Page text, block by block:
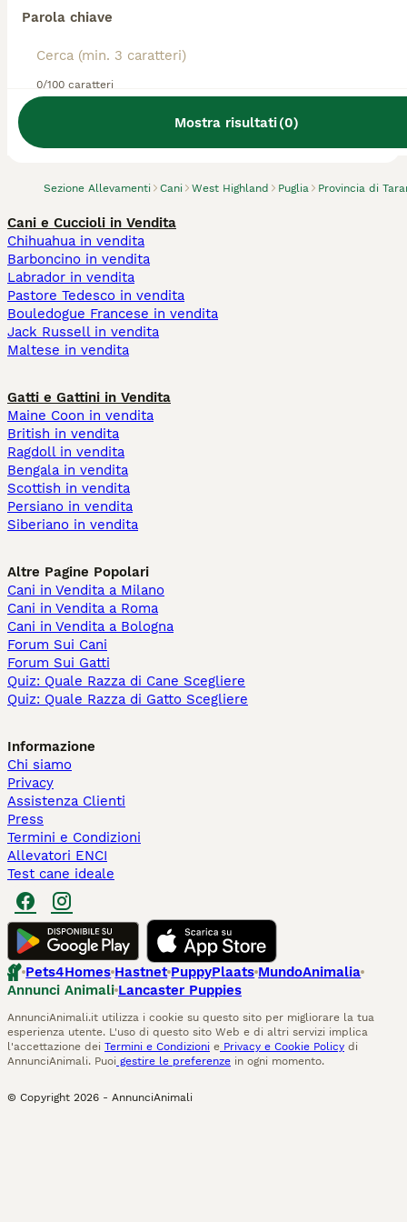
Parola chiave
0/100 caratteri
Mostra risultati(0)
Sezione Allevamenti Cani West Highland Puglia Provincia di
Abbiamo trovato 0 Allevamento di West
Highland, Laterza.
Cani e Cuccioli in Vendita
Chihuahua in vendita
Barboncino in vendita
Labrador in vendita
Pastore Tedesco in vendita
Bouledogue Francese in vendita
Jack Russell in vendita
Maltese in vendita
Gatti e Gattini in Vendita
Maine Coon in vendita
British in vendita
Ragdoll in vendita
Bengala in vendita
Scottish in vendita
Persiano in vendita
Siberiano in vendita
Altre Pagine Popolari
Cani in Vendita a Milano
Cani in Vendita a Roma
Cani in Vendita a Bologna
Forum Sui Cani
Forum Sui Gatti
Quiz: Quale Razza di Cane Scegliere
Quiz: Quale Razza di Gatto Scegliere
Informazione
Chi siamo
Privacy
Assistenza Clienti
Press
Termini e Condizioni
Allevatori ENCI
Test cane ideale
Pets4Homes Hastnet PuppyPlaats MundoAnimalia
Annunci Animali Lancaster Puppies
AnnunciAnimali.it utilizza i cookie su questo sito per migliorare la tua
esperienza utente. L'uso di questo sito Web e di altri servizi implica
l'accettazione dei Termini e Condizioni e Privacy e Cookie Policy di
AnnunciAnimali. Puoi gestire le preferenze in ogni momento.
© Copyright 2026 - AnnunciAnimali